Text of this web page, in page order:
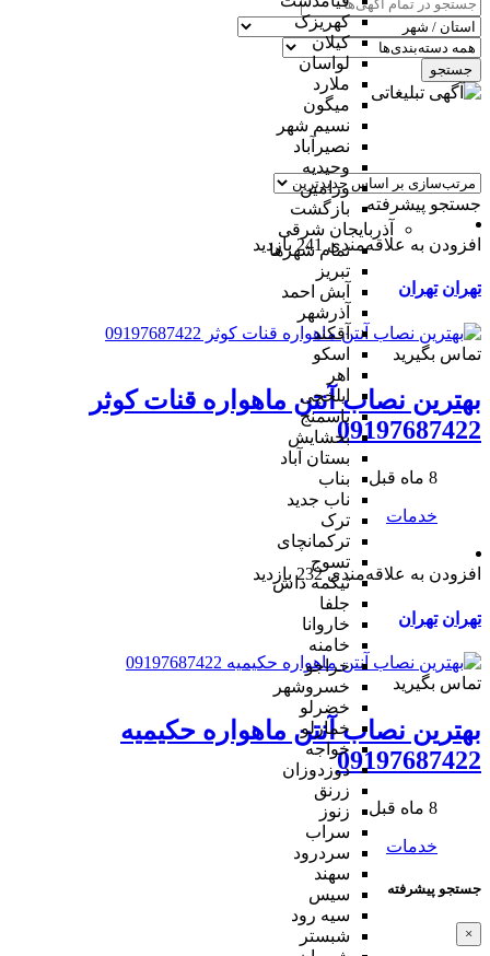
کهریزک
کیلان
لواسان
ملارد
میگون
نسیم شهر
نصیرآباد
وحیدیه
ورامین
بازگشت
آذربایجان شرقی
تمام شهر‌ها
تبریز
آبش احمد
آذرشهر
آقکند
اسکو
اهر
ایلخچی
باسمنج
بخشایش
بستان آباد
بناب
ناب جدید
ترک
ترکمانچای
تسوج
تیکمه داش
جلفا
خاروانا
خامنه
خراجو
خسروشهر
خضرلو
خمارلو
خواجه
دوزدوزان
زرنق
زنوز
سراب
سردرود
سهند
سیس
سیه رود
شبستر
جستجو
جستجو پیشرفته
افزودن به علاقه‌مندی 241 بازدید
تهران تهران
تماس بگیرید
بهترین نصاب آنتن ماهواره قنات کوثر
09197687422
8 ماه قبل
خدمات
افزودن به علاقه‌مندی 232 بازدید
تهران تهران
تماس بگیرید
بهترین نصاب آنتن ماهواره حکیمیه
09197687422
8 ماه قبل
خدمات
جستجو پیشرفته
×